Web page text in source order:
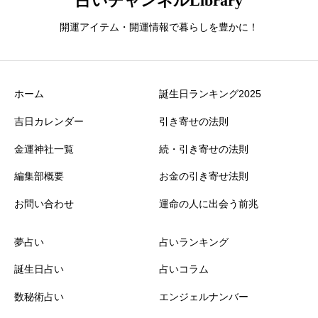
開運アイテム・開運情報で暮らしを豊かに！
ホーム
吉日カレンダー
金運神社一覧
編集部概要
お問い合わせ
誕生日ランキング2025
引き寄せの法則
続・引き寄せの法則
お金の引き寄せ法則
運命の人に出会う前兆
夢占い
誕生日占い
数秘術占い
占いランキング
占いコラム
エンジェルナンバー